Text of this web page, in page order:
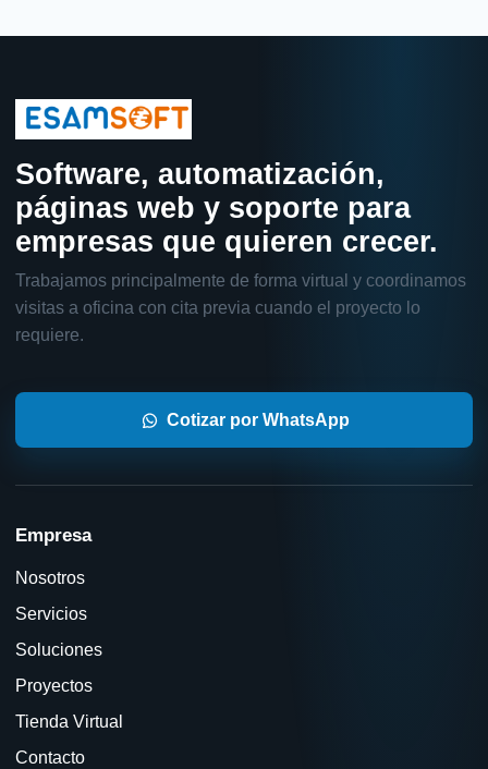
Software, automatización,
páginas web y soporte para
empresas que quieren crecer.
Trabajamos principalmente de forma virtual y coordinamos
visitas a oficina con cita previa cuando el proyecto lo
requiere.
Cotizar por WhatsApp
Empresa
Nosotros
Servicios
Soluciones
Proyectos
Tienda Virtual
Contacto